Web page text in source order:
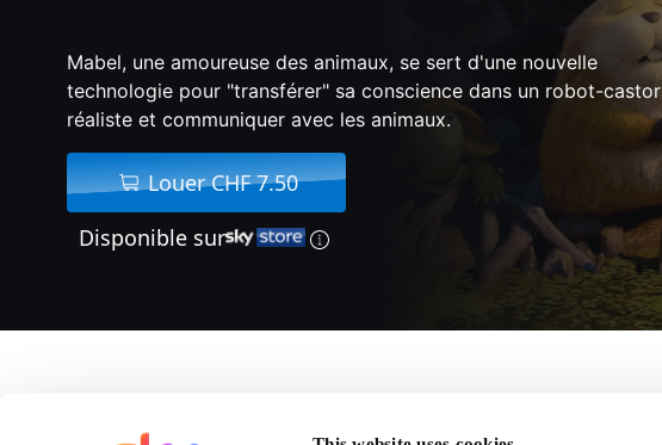
Mabel, une amoureuse des animaux, se sert d'une nouvelle
technologie pour "transférer" sa conscience dans un robot-castor
réaliste et communiquer avec les animaux.
Louer CHF 7.50
Disponible sur